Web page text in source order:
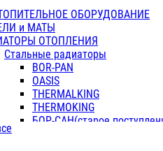
ОБОРУДОВАНИЕ
и МАТЫ
ОТОПЛЕНИЯ
Стальные радиаторы
BOR-PAN
OASIS
THERMALKING
THERMOKING
БОР-САН(старое